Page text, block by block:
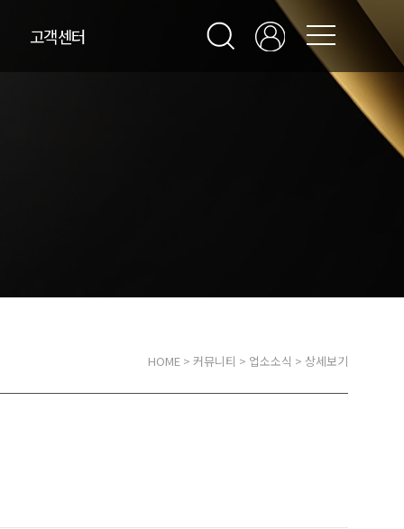
고객센터
HOME > 커뮤니티 > 업소소식 > 상세보기